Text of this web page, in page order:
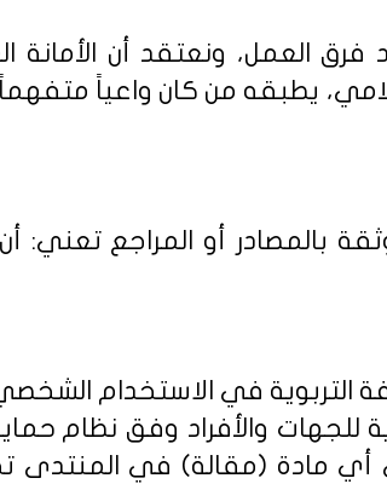
العمل، ونعتقد أن
يطبقه من كان واعياً
بالمصادر أو المراجع تعني:
التربوية في الاستخدام
للجهات والأفراد وفق نظام
أي مادة (مقالة) في المنتدى